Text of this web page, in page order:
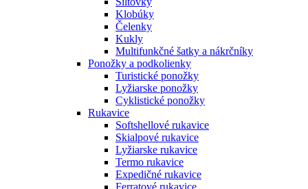
Klobúky
Čelenky
Kukly
Multifunkčné šatky a nákrčníky
Ponožky a podkolienky
Turistické ponožky
Lyžiarske ponožky
Cyklistické ponožky
Rukavice
Softshellové rukavice
Skialpové rukavice
Lyžiarske rukavice
Termo rukavice
Expedičné rukavice
Ferratové rukavice